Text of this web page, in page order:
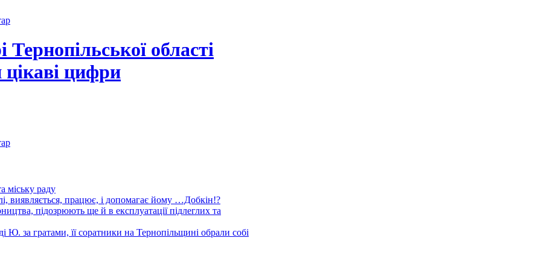
Тернопільської області
цифри
міську раду
виявляється, працює, і допомагає йому …Добкін!?
підозрюють ще й в експлуатації підлеглих та
Ю. за гратами, її соратники на Тернопільщині обрали собі